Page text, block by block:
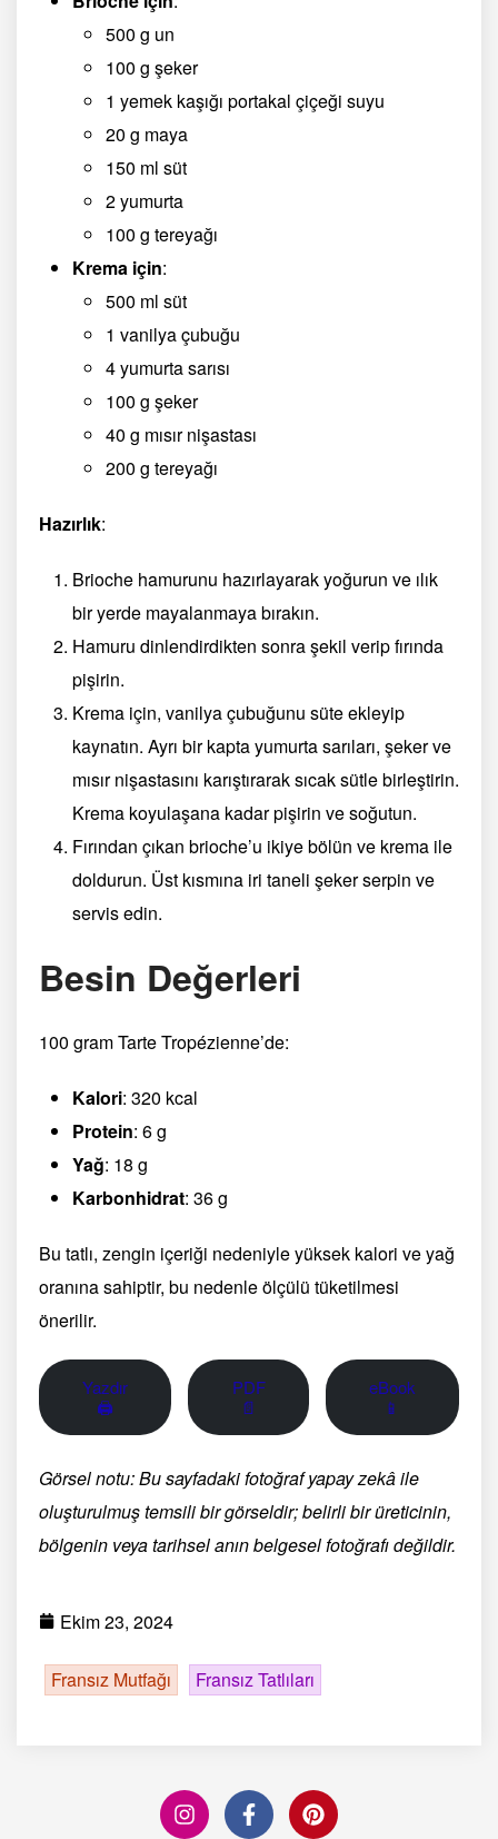
500 g un
100 g şeker
1 yemek kaşığı portakal çiçeği suyu
20 g maya
150 ml süt
2 yumurta
100 g tereyağı
Krema için:
500 ml süt
1 vanilya çubuğu
4 yumurta sarısı
100 g şeker
40 g mısır nişastası
200 g tereyağı
Hazırlık:
Brioche hamurunu hazırlayarak yoğurun ve ılık
bir yerde mayalanmaya bırakın.
Hamuru dinlendirdikten sonra şekil verip fırında
pişirin.
Krema için, vanilya çubuğunu süte ekleyip
kaynatın. Ayrı bir kapta yumurta sarıları, şeker ve
mısır nişastasını karıştırarak sıcak sütle birleştirin.
Krema koyulaşana kadar pişirin ve soğutun.
Fırından çıkan brioche’u ikiye bölün ve krema ile
doldurun. Üst kısmına iri taneli şeker serpin ve
servis edin.
Besin Değerleri
100 gram Tarte Tropézienne’de:
Kalori: 320 kcal
Protein: 6 g
Yağ: 18 g
Karbonhidrat: 36 g
Bu tatlı, zengin içeriği nedeniyle yüksek kalori ve yağ
oranına sahiptir, bu nedenle ölçülü tüketilmesi
önerilir.
Yazdır
🖨
PDF
📄
eBook
📱
Görsel notu: Bu sayfadaki fotoğraf yapay zekâ ile
oluşturulmuş temsili bir görseldir; belirli bir üreticinin,
bölgenin veya tarihsel anın belgesel fotoğrafı değildir.
Ekim 23, 2024
Fransız Mutfağı Fransız Tatlıları